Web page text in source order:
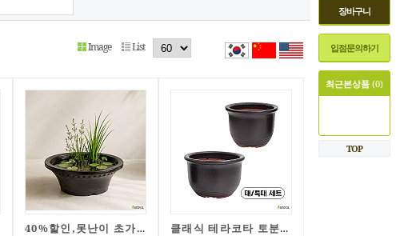
Image List
40%할인,못난이 초가집 어항수반 1호, 2호, B급 30개 한정 특가 클래식 테라코타 토분 2종(대/특대)/자체제작/국산토분
장바구니
입점문의하기
최근본상품 (0)
TOP